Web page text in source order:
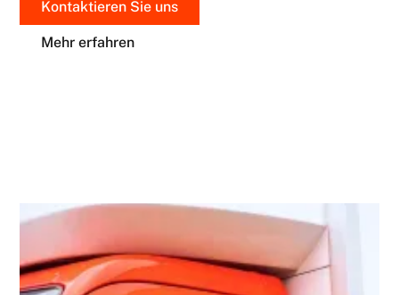
Kontaktieren Sie uns
Mehr erfahren